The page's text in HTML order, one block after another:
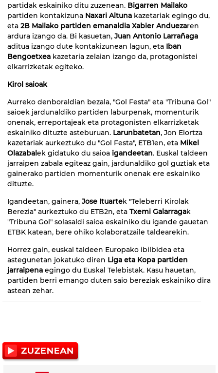
partidak eskainiko ditu zuzenean. Bigarren Mailako
partiden kontakizuna Naxari Altuna kazetariak egingo du,
eta 2B Mailako partiden emanaldia Xabier Anduezaren
ardura izango da. Bi kasuetan, Juan Antonio Larrañaga
aditua izango dute kontakizunean lagun, eta Iban
Bengoetxea kazetaria zelaian izango da, protagonistei
elkarrizketak egiteko.
Kirol saioak
Aurreko denboraldian bezala, "Gol Festa" eta "Tribuna Gol"
saioek jardunaldiko partiden laburpenak, momenturik
onenak, erreportajeak eta protagonisten elkarrizketak
eskainiko dituzte asteburuan. Larunbatetan, Jon Elortza
kazetariak aurkeztuko du "Gol Festa", ETB1en, eta Mikel
Olazabalek gidatuko du saioa igandeetan. Euskal taldeen
jarraipen zabala egiteaz gain, jardunaldiko gol guztiak eta
gainerako partiden momenturik onenak ere eskainiko
dituzte.
Igandeetan, gainera, Jose Ituartek "Teleberri Kirolak
Berezia" aurkeztuko du ETB2n, eta Txemi Galarragak
"Tribuna Gol" solasaldi saioa eskainiko du igande gauetan
ETBK katean, bere ohiko kolaboratzaile taldearekin.
Horrez gain, euskal taldeen Europako ibilbidea eta
astegunetan jokatuko diren Liga eta Kopa partiden
jarraipena egingo du Euskal Telebistak. Kasu hauetan,
partiden berri emango duten saio bereziak eskainiko dira
astean zehar.